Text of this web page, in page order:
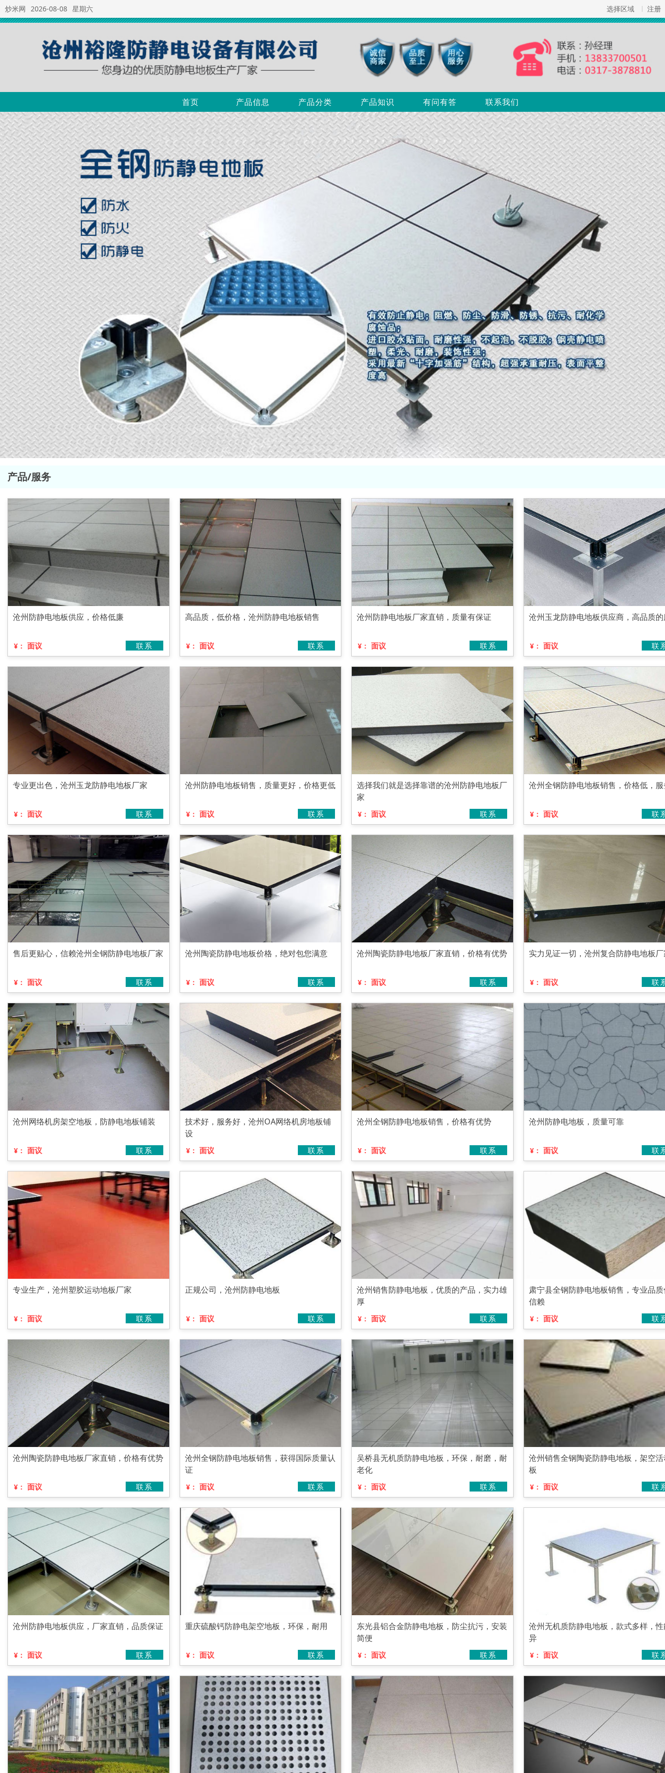
炒米网 2026-08-08 星期六 选择区域 注册
首页 产品信息 产品分类 产品知识 有问有答 联系我们
产品/服务
沧州防静电地板供应，价格低廉
¥： 面议 联系
高品质，低价格，沧州防静电地板销售
¥： 面议 联系
沧州防静电地板厂家直销，质量有保证
¥： 面议 联系
沧州玉龙防静电地板供应商，高品质
¥： 面议 联
专业更出色，沧州玉龙防静电地板厂家
¥： 面议 联系
沧州防静电地板销售，质量更好，价格更低
¥： 面议 联系
选择我们就是选择靠谱的沧州防静电地板厂
家
¥： 面议 联系
沧州全钢防静电地板销售，价格低，
¥： 面议 联
售后更贴心，信赖沧州全钢防静电地板厂家
¥： 面议 联系
沧州陶瓷防静电地板价格，绝对包您满意
¥： 面议 联系
沧州陶瓷防静电地板厂家直销，价格有优势
¥： 面议 联系
实力见证一切，沧州复合防静电地板
¥： 面议 联
沧州网络机房架空地板，防静电地板铺装
¥： 面议 联系
技术好，服务好，沧州OA网络机房地板铺
设
¥： 面议 联系
沧州全钢防静电地板销售，价格有优势
¥： 面议 联系
沧州防静电地板，质量可靠
¥： 面议 联
专业生产，沧州塑胶运动地板厂家
¥： 面议 联系
正规公司，沧州防静电地板
¥： 面议 联系
沧州销售防静电地板，优质的产品，实力雄
厚
¥： 面议 联系
肃宁县全钢防静电地板销售，专业品
信赖
¥： 面议 联
沧州陶瓷防静电地板厂家直销，价格有优势
¥： 面议 联系
沧州全钢防静电地板销售，获得国际质量认
证
¥： 面议 联系
吴桥县无机质防静电地板，环保，耐磨，耐
老化
¥： 面议 联系
沧州销售全钢陶瓷防静电地板，架空
板
¥： 面议 联
沧州防静电地板供应，厂家直销，品质保证
¥： 面议 联系
重庆硫酸钙防静电架空地板，环保，耐用
¥： 面议 联系
东光县铝合金防静电地板，防尘抗污，安装
简便
¥： 面议 联系
沧州无机质防静电地板，款式多样，
异
¥： 面议 联